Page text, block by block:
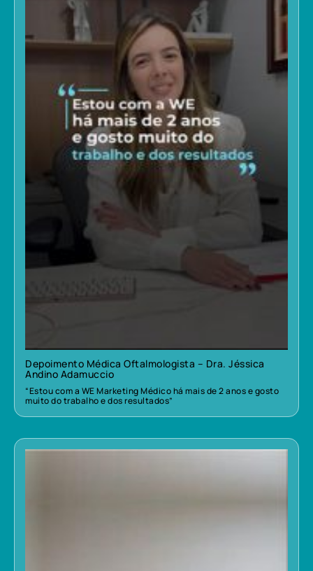
Depoimento Médica Oftalmologista – Dra. Jéssica
Andino Adamuccio
“Estou com a WE Marketing Médico há mais de 2 anos e gosto
muito do trabalho e dos resultados”